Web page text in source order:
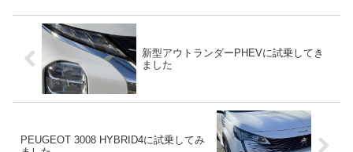
新型アウトランダーPHEVに試乗してき
ました
PEUGEOT 3008 HYBRID4に試乗してみ